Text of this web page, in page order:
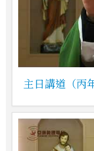
主日講道（丙